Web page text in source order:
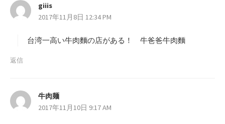
に
保
存
giiis
り
2017年11月8日 12:34 PM
台湾一高い牛肉麵の店がある！ 牛爸爸牛肉麵
返信
牛肉麺
り
2017年11月10日 9:17 AM